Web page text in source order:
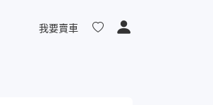
我要賣車